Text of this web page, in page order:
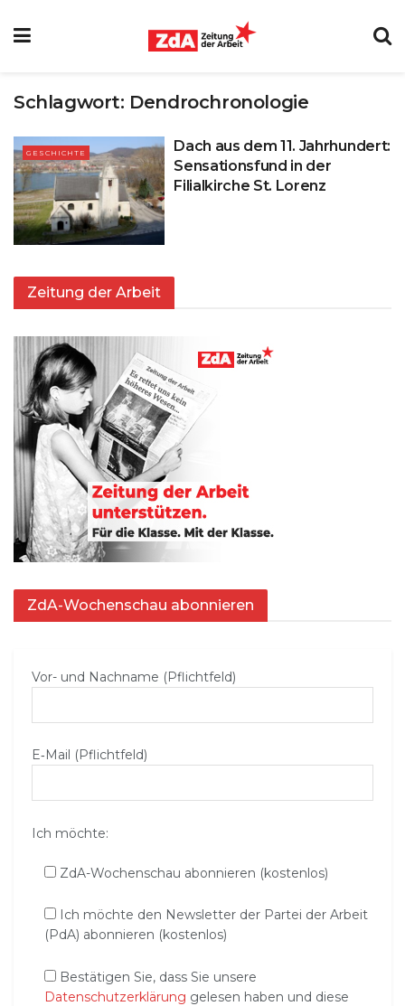
Schlagwort: Dendrochronologie
GESCHICHTE
Dach aus dem 11. Jahrhundert:
Sensationsfund in der
Filialkirche St. Lorenz
Zeitung der Arbeit
ZdA-Wochenschau abonnieren
Vor- und Nachname (Pflichtfeld)
E‑Mail (Pflichtfeld)
Ich möchte:
ZdA-Wochenschau abonnieren (kostenlos)
Ich möchte den Newsletter der Partei der Arbeit
(PdA) abonnieren (kostenlos)
Bestätigen Sie, dass Sie unsere
Datenschutzerklärung gelesen haben und diese